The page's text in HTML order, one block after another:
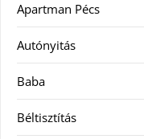
Apartman Pécs
Autónyitás
Baba
Béltisztítás